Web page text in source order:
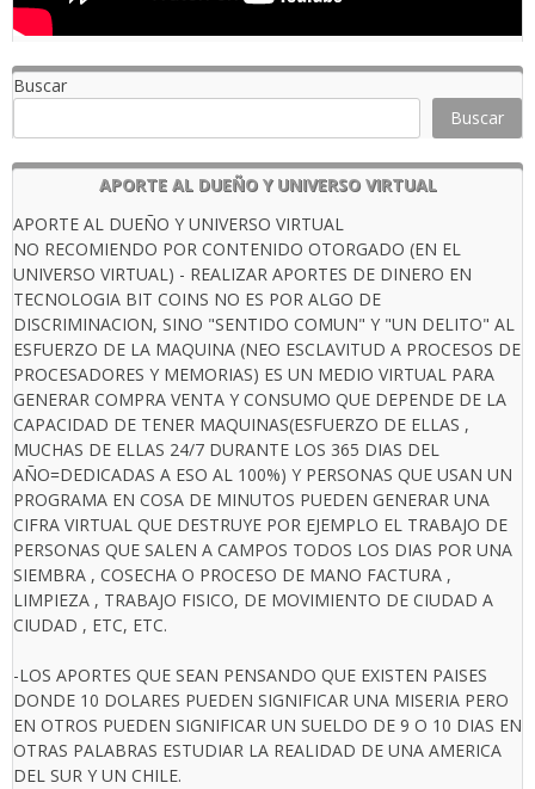
Buscar
Buscar
APORTE AL DUEÑO Y UNIVERSO VIRTUAL
APORTE AL DUEÑO Y UNIVERSO VIRTUAL
NO RECOMIENDO POR CONTENIDO OTORGADO (EN EL
UNIVERSO VIRTUAL) - REALIZAR APORTES DE DINERO EN
TECNOLOGIA BIT COINS NO ES POR ALGO DE
DISCRIMINACION, SINO "SENTIDO COMUN" Y "UN DELITO" AL
ESFUERZO DE LA MAQUINA (NEO ESCLAVITUD A PROCESOS DE
PROCESADORES Y MEMORIAS) ES UN MEDIO VIRTUAL PARA
GENERAR COMPRA VENTA Y CONSUMO QUE DEPENDE DE LA
CAPACIDAD DE TENER MAQUINAS(ESFUERZO DE ELLAS ,
MUCHAS DE ELLAS 24/7 DURANTE LOS 365 DIAS DEL
AÑO=DEDICADAS A ESO AL 100%) Y PERSONAS QUE USAN UN
PROGRAMA EN COSA DE MINUTOS PUEDEN GENERAR UNA
CIFRA VIRTUAL QUE DESTRUYE POR EJEMPLO EL TRABAJO DE
PERSONAS QUE SALEN A CAMPOS TODOS LOS DIAS POR UNA
SIEMBRA , COSECHA O PROCESO DE MANO FACTURA ,
LIMPIEZA , TRABAJO FISICO, DE MOVIMIENTO DE CIUDAD A
CIUDAD , ETC, ETC.
-LOS APORTES QUE SEAN PENSANDO QUE EXISTEN PAISES
DONDE 10 DOLARES PUEDEN SIGNIFICAR UNA MISERIA PERO
EN OTROS PUEDEN SIGNIFICAR UN SUELDO DE 9 O 10 DIAS EN
OTRAS PALABRAS ESTUDIAR LA REALIDAD DE UNA AMERICA
DEL SUR Y UN CHILE.